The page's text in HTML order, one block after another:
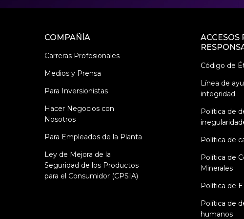
COMPAÑÍA
Carreras Profesionales
Medios y Prensa
Para Inversionistas
Hacer Negocios con
Nosotros
Para Empleados de la Planta
Ley de Mejora de la
Seguridad de los Productos
para el Consumidor (CPSIA)
ACCESOS
Código de
Línea de
integridad
Política de
Política de
Política de
Minerales
Política de
Política de
humanos